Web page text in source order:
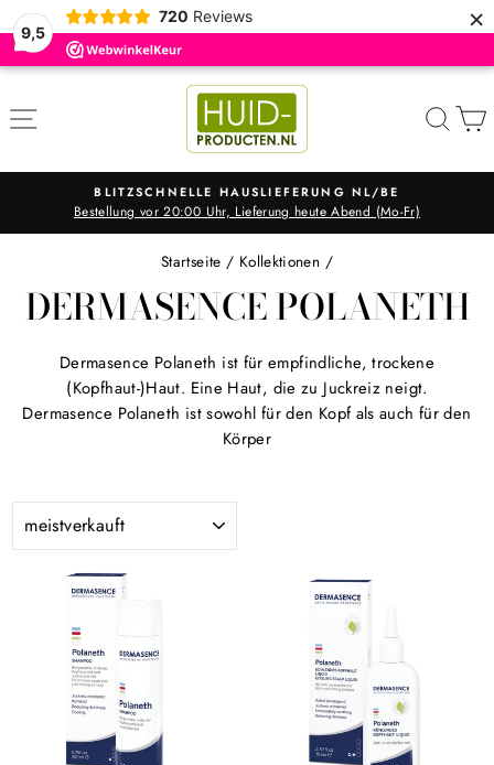
9,5
720 Reviews ×
Direkt
Inhalt
SEITENNAVIGATION
Pause
BLITZSCHNELLE HAUSLIEFERUNG NL/BE
Bestellung vor 20:00 Uhr, Lieferung heute Abend (Mo-Fr)
Startseite / Kollektionen /
DERMASENCE POLANETH
Dermasence Polaneth ist für empfindliche, trockene
(Kopfhaut-)Haut. Eine Haut, die zu Juckreiz neigt.
Dermasence Polaneth ist sowohl für den Kopf als auch für den
Körper